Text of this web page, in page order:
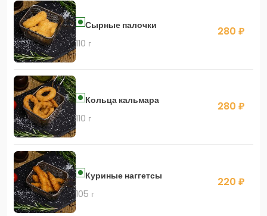
Сырные палочки
110 г
280 ₽
Кольца кальмара
110 г
280 ₽
Куриные наггетсы
105 г
220 ₽